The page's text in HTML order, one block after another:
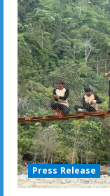
Demi
dan
Press Release